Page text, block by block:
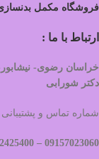
فروشگاه مکمل
ارتباط با ما :
خراسان رضوی-
دکتر شورابی
شماره تماس و پشتیبانی
09157023060 –